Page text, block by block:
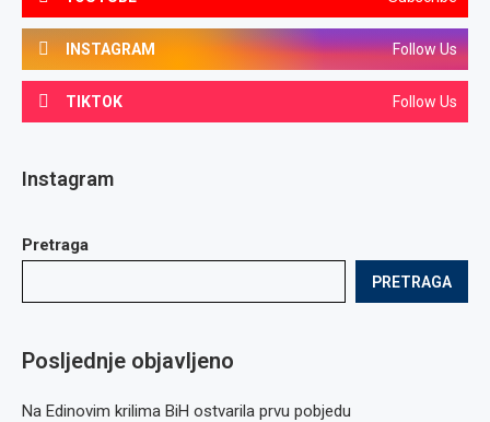
INSTAGRAM Follow Us
TIKTOK Follow Us
Instagram
Pretraga
PRETRAGA
Posljednje objavljeno
Na Edinovim krilima BiH ostvarila prvu pobjedu